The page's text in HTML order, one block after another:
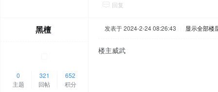
回复
黑檀
0
主题
321
回帖
652
积分
发表于 2024-2-24 08:26:43 显示全部楼
楼主威武